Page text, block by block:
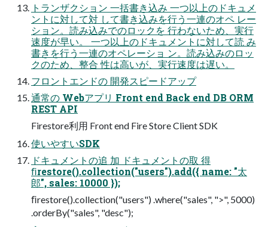
トランザクション 一括書き込み 一つ以上のドキュメ
ントに対して対 して書き込みを行う一連のオペ レー
ション。読み込みでのロックを 行わないため、実行
速度が早い。 一つ以上のドキュメントに対して読 み
書きを行う一連のオペレーショ ン。読み込みのロッ
クのため、整合 性は高いが、実行速度は遅い。
フロントエンドの 開発スピードアップ
通常の Webアプリ Front end Back end DB ORM
REST API
Firestore利用 Front end Fire Store Client SDK
使いやすいSDK
ドキュメントの追 加 ドキュメントの取 得
ﬁrestore().collection("users").add({ name: "太
郎", sales: 10000 });
ﬁrestore().collection("users") .where("sales", ">", 5000)
.orderBy("sales", "desc");